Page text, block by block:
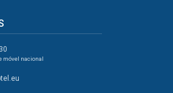
móvel nacional